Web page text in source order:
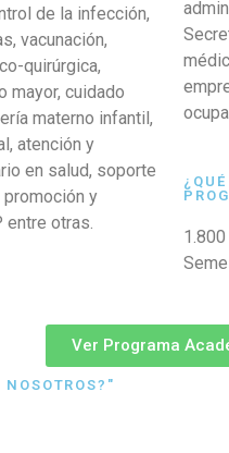
de la infección,
vacunación,
quirúrgica,
mayor, cuidado
materno infantil,
atención y
en salud, soporte
y
entre otras.
Ver Programa